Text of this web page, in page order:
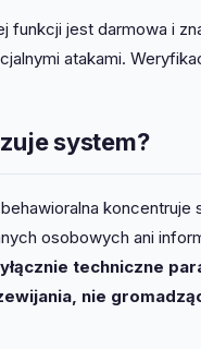
funkcji jest darmowa i
atakami.
system?
osobowych ani
techniczne
nie